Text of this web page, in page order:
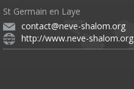
St Germain en Laye
contact@neve-shalom.org
http://www.neve-shalom.org